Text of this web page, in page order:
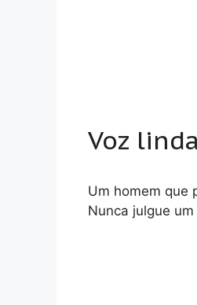
Voz
Um homem que
Nunca julgue